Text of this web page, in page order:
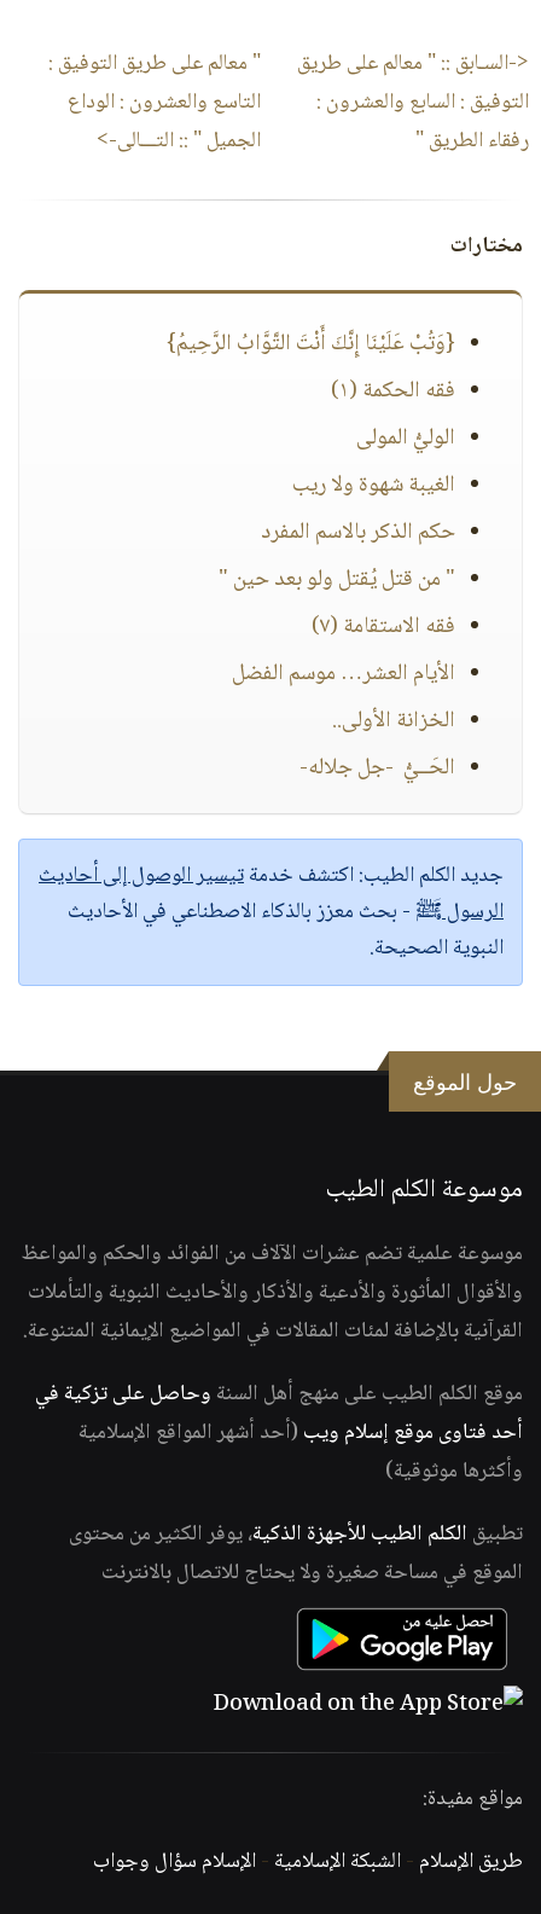
<-السـابق ::" معالم على طريق
التوفيق : السابع والعشرون :
رفقاء الطريق "
" معالم على طريق التوفيق :
التاسع والعشرون : الوداع
الجميل " :: التـــالى->
مختارات
{وَتُبْ عَلَيْنَا إِنَّكَ أَنْتَ التَّوَّابُ الرَّحِيمُ}
فقه الحكمة (١)
الوليُّ المولى
الغيبة شهوة ولا ريب
حكم الذكر بالاسم المفرد
" من قتل يُقتل ولو بعد حين "
فقه الاستقامة (٧)
الأيام العشر… موسم الفضل
الخزانة الأولى..
الحَــيُّ -جل جلاله-
جديد الكلم الطيب:اكتشف خدمةتيسير الوصول إلى أحاديث
الرسول ﷺ - بحث معزز بالذكاء الاصطناعي في الأحاديث
النبوية الصحيحة.
حول الموقع
موسوعة الكلم الطيب
موسوعة علمية تضم عشرات الآلاف من الفوائد والحكم والمواعظ
والأقوال المأثورة والأدعية والأذكار والأحاديث النبوية والتأملات
القرآنية بالإضافة لمئات المقالات في المواضيع الإيمانية المتنوعة.
موقع الكلم الطيب على منهج أهل السنة وحاصل على تزكية في
أحد فتاوى موقع إسلام ويب (أحد أشهر المواقع الإسلامية
وأكثرها موثوقية)
تطبيق الكلم الطيب للأجهزة الذكية، يوفر الكثير من محتوى
الموقع في مساحة صغيرة ولا يحتاج للاتصال بالانترنت
مواقع مفيدة:
طريق الإسلام -الشبكة الإسلامية -الإسلام سؤال وجواب